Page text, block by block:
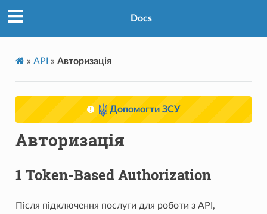
Docs
» API » Авторизація
Допомогти ЗСУ
Авторизація
1 Token-Based Authorization
Після підключення послуги для роботи з API,